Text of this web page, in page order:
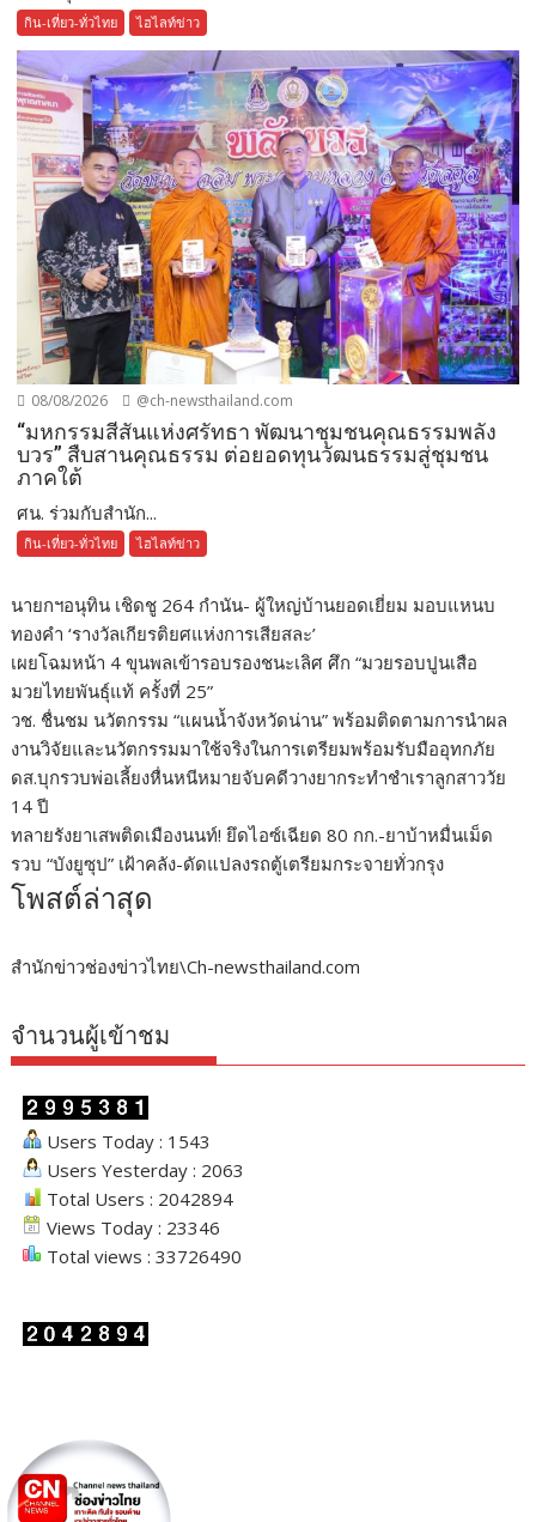
กิน-เที่ยว-ทั่วไทย ไฮไลท์ข่าว
08/08/2026 @ch-newsthailand.com
“มหกรรมสีสันแห่งศรัทธา พัฒนาชุมชนคุณธรรมพลัง
บวร” สืบสานคุณธรรม ต่อยอดทุนวัฒนธรรมสู่ชุมชน
ภาคใต้
ศน. ร่วมกับสำนัก...
กิน-เที่ยว-ทั่วไทย ไฮไลท์ข่าว
นายกฯอนุทิน เชิดชู 264 กำนัน- ผู้ใหญ่บ้านยอดเยี่ยม มอบแหนบ
ทองคำ ‘รางวัลเกียรติยศแห่งการเสียสละ’
เผยโฉมหน้า 4 ขุนพลเข้ารอบรองชนะเลิศ ศึก “มวยรอบปูนเสือ
มวยไทยพันธุ์แท้ ครั้งที่ 25”
วช. ชื่นชม นวัตกรรม “แผนน้ำจังหวัดน่าน” พร้อมติดตามการนำผล
งานวิจัยและนวัตกรรมมาใช้จริงในการเตรียมพร้อมรับมืออุทกภัย
ดส.บุกรวบพ่อเลี้ยงหื่นหนีหมายจับคดีวางยากระทำชำเราลูกสาววัย
14 ปี
ทลายรังยาเสพติดเมืองนนท์! ยึดไอซ์เฉียด 80 กก.-ยาบ้าหมื่นเม็ด
รวบ “บังยูซุป” เฝ้าคลัง-ดัดแปลงรถตู้เตรียมกระจายทั่วกรุง
โพสต์ล่าสุด
สำนักข่าวช่องข่าวไทย\Ch-newsthailand.com
จำนวนผู้เข้าชม
Users Today : 1543
Users Yesterday : 2063
Total Users : 2042894
Views Today : 23346
Total views : 33726490